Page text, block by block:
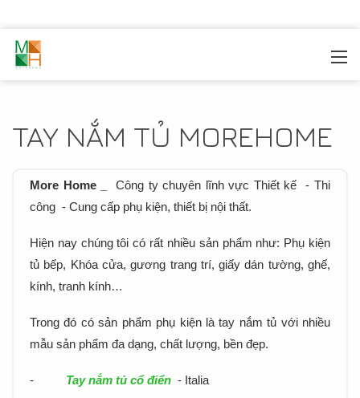
TAY NẮM TỦ MOREHOME
More Home _
Công ty chuyên lĩnh vực Thiết kế - Thi
công - Cung cấp phụ kiện, thiết bị nội thất.
Hiện nay chúng tôi có rất nhiều sản phẩm như: Phụ kiện
tủ bếp, Khóa cửa, gương trang trí, giấy dán tường, ghế,
kính, tranh kính…
Trong đó có sản phẩm phụ kiện là tay nắm tủ với nhiều
mẫu sản phẩm đa dạng, chất lượng, bền đẹp.
- Tay nắm tủ cổ điển - Italia